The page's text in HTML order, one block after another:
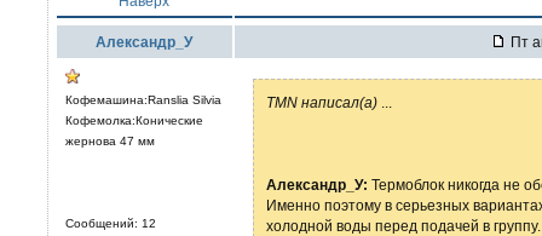
Александр_У Пт
Кофемашина:Ranslia Silvia
Кофемолка:Конические
жернова 47 мм
Сообщений: 12
TMN написал(а)
Александр_У: Термоблок никогда не
Именно поэтому в серьезных
холодной воды перед подачей в группу.